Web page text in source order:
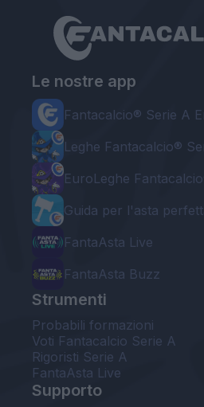
Le nostre app
Fantacalcio® Serie A
Leghe Fantacalcio®
EuroLeghe
Guida per l'asta
FantaAsta Live
FantaAsta Buzz
Strumenti
Probabili formazioni
Voti Fantacalcio Serie A
Rigoristi Serie A
FantaAsta Live
Supporto